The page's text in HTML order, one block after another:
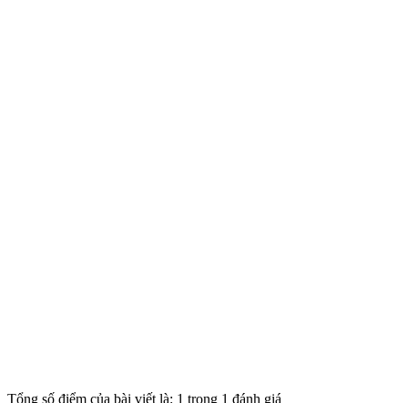
Tổng số điểm của bài viết là: 1 trong 1 đánh giá